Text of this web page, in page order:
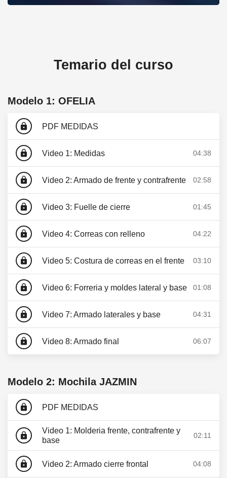
Temario del curso
Modelo 1: OFELIA
lock PDF MEDIDAS
lock Video 1: Medidas 04:38
lock Video 2: Armado de frente y contrafrente 02:58
lock Video 3: Fuelle de cierre 01:45
lock Video 4: Correas con relleno 04:22
lock Video 5: Costura de correas en el frente 03:10
lock Video 6: Forreria y moldes lateral y base 01:08
lock Video 7: Armado laterales y base 04:31
lock Video 8: Armado final 06:07
Modelo 2: Mochila JAZMIN
lock PDF MEDIDAS
lock
Video 1: Molderia frente, contrafrente y
base
02:11
lock Video 2: Armado cierre frontal 04:08